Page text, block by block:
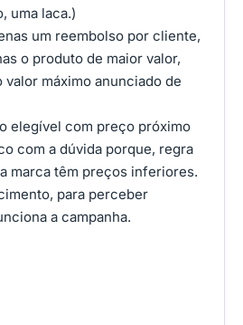
uma laca.)
um reembolso por cliente,
o produto de maior valor,
valor máximo anunciado de
elegível com preço próximo
com a dúvida porque, regra
marca têm preços inferiores.
para perceber
a campanha.